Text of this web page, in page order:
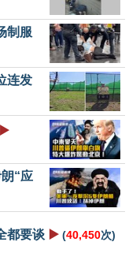
制服
连发
“应
都要谈 ▶️ (40,450次)